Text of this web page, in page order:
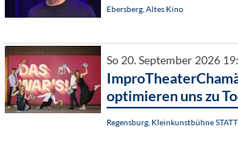
Ebersberg, Altes Kino
So 20. September 2026
optimieren uns zu
Regensburg, Kleinkunstbühne